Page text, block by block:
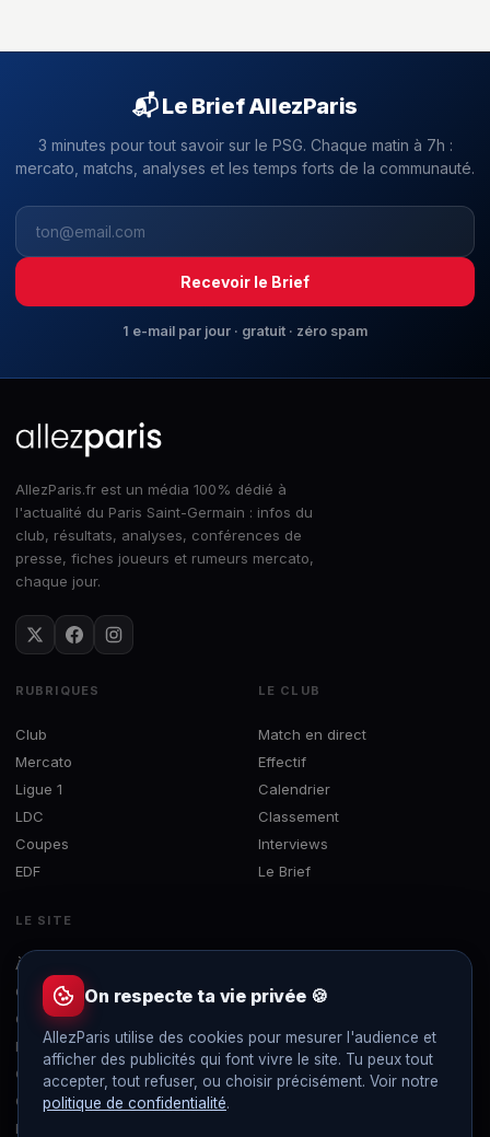
📬 Le Brief AllezParis
3 minutes pour tout savoir sur le PSG. Chaque matin à 7h :
mercato, matchs, analyses et les temps forts de la communauté.
Recevoir le Brief
1 e-mail par jour · gratuit · zéro spam
AllezParis.fr est un média 100% dédié à
l'actualité du Paris Saint-Germain : infos du
club, résultats, analyses, conférences de
presse, fiches joueurs et rumeurs mercato,
chaque jour.
RUBRIQUES
Club
Mercato
Ligue 1
LDC
Coupes
EDF
LE CLUB
Match en direct
Effectif
Calendrier
Classement
Interviews
Le Brief
LE SITE
À propos
Concours
Contact
Mentions légales
Confidentialité
Gérer les cookies
Flux RSS
On respecte ta vie privée 🍪
AllezParis utilise des cookies pour mesurer l'audience et
afficher des publicités qui font vivre le site. Tu peux tout
accepter, tout refuser, ou choisir précisément. Voir notre
politique de confidentialité.